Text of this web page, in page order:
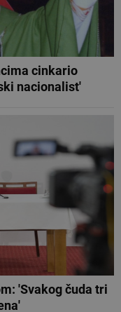
cinkario
nacionalist'
'Svakog čuda tri